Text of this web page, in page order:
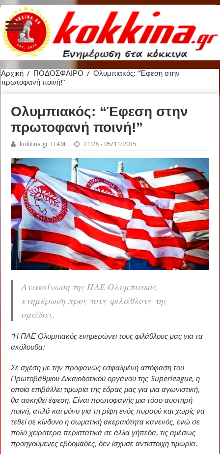
Αρχική / ΠΟΔΟΣΦΑΙΡΟ / Ολυμπιακός: “Έφεση στην
πρωτοφανή ποινή!”
Ολυμπιακός: “Έφεση στην
πρωτοφανή ποινή!”
kokkina.gr TEAM 21:28 - 05/11/2015
Ανακοίνωση της ΠΑΕ Ολυμπιακός,
ενημέρωση προς τους φιλάθλους της
ομάδας.
“Η ΠΑΕ Ολυμπιακός ενημερώνει τους φιλάθλους μας για τα
ακόλουθα:
Σε σχέση με την προφανώς εσφαλμένη απόφαση του
Πρωτοβάθμιου Δικαιοδοτικού οργάνου της Superleague, η
οποία επιβάλλει τιμωρία της έδρας μας για μια αγωνιστική,
θα ασκηθεί έφεση. Είναι πρωτοφανής μια τόσο αυστηρή
ποινή, απλά και μόνο για τη ρίψη ενός πυρσού και χωρίς να
τεθεί σε κίνδυνο η σωματική ακεραιότητα κανενός, ενώ σε
πολύ χειρότερα περιστατικά σε άλλα γήπεδα, τις αμέσως
προηγούμενες εβδομάδες, δεν ίσχυσε αντίστοιχη τιμωρία.